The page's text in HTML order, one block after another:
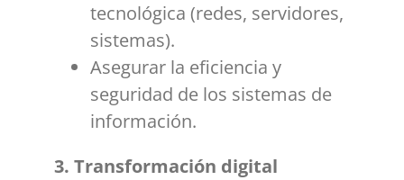
tecnológica (redes, servidores,
sistemas).
Asegurar la eficiencia y
seguridad de los sistemas de
información.
3. Transformación digital